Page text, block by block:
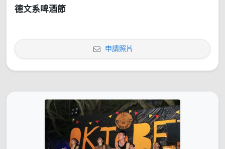
德文系啤酒節
申請照片